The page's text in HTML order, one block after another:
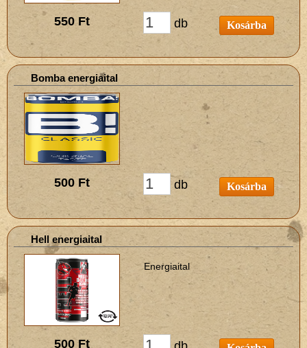
550 Ft db Kosárba
Bomba energiaital
500 Ft db Kosárba
Hell energiaital
Energiaital
500 Ft